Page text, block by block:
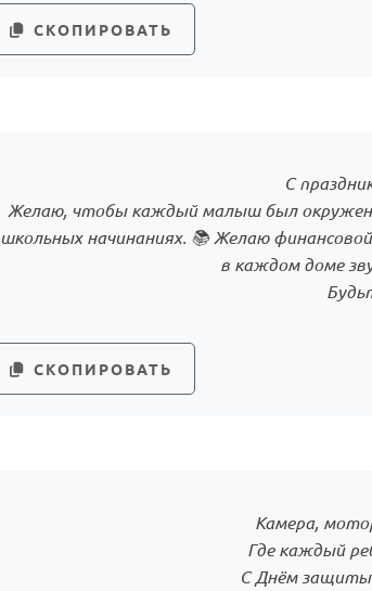
СКОПИРОВАТЬ
С
Желаю, чтобы каждый малыш был окружен
школьных начинаниях. 📚 Желаю
в каждом доме
СКОПИРОВАТЬ
Камера,
Где каждый
С Днём защиты